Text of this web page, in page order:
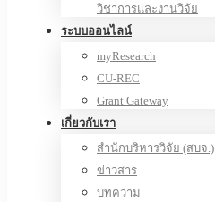
วิชาการและงานวิจัย
ระบบออนไลน์
myResearch
CU-REC
Grant Gateway
เกี่ยวกับเรา
สำนักบริหารวิจัย (สบจ.)
ข่าวสาร
บทความ